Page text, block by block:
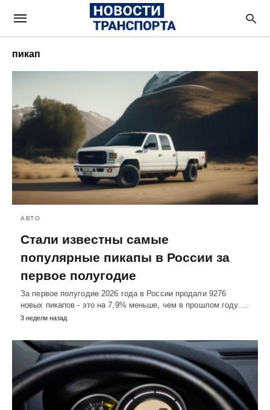
пикап
АВТО
Стали известны самые
популярные пикапы в России за
первое полугодие
За первое полугодие 2026 года в России продали 9276
новых пикапов - это на 7,9% меньше, чем в прошлом году.…
3 недели назад